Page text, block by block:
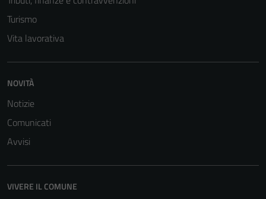
Turismo
Vita lavorativa
NOVITÀ
Notizie
Comunicati
Avvisi
VIVERE IL COMUNE